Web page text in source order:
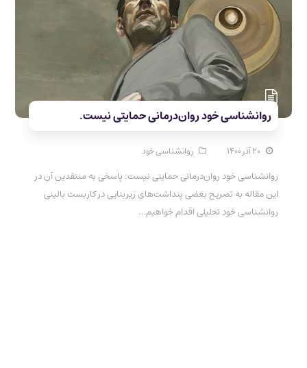
روانشناسی خود روان‌درمانی حمایتی نیست.
۲۰ آذر ۱۴۰۰ روانشناسی خود
روانشناسی خود روان‌درمانی حمایتی نیست: پاسخی به منتقدین آن در
این مقاله به تصریح بعضی پنداشت‌های زیربنایی در کاربست بالینی
روانشناسی خود تحلیلی اقدام خواهیم…